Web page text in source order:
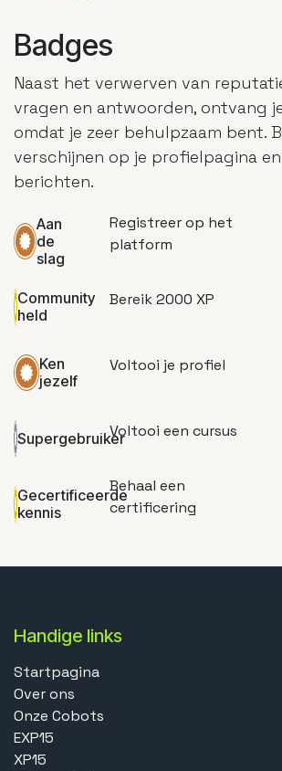
Badges
Naast het verwerven van
vragen en antwoorden, ontvang
omdat je zeer behulpzaam bent.
verschijnen op je profielpagina
berichten.
Aan
de
slag
Registreer op het
platform
Community
held
Bereik 2000 XP
Ken
jezelf
Voltooi je profiel
SupergebruikerVoltooi een cursus
Gecertificeerde
kennis
Behaal een
certificering
Handige links
Startpagina
Over ons
Onze Cobots
EXP15
XP15